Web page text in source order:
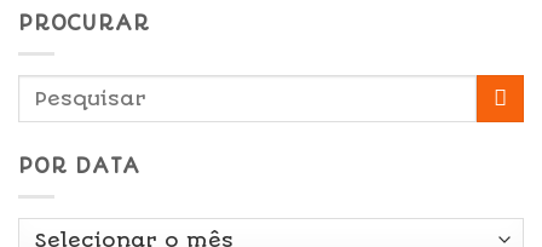
PROCURAR
POR DATA
Por